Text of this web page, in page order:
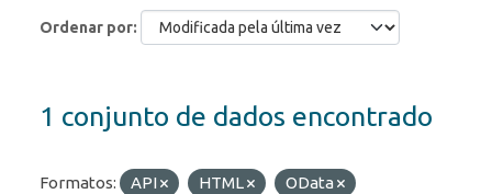
Ordenar por
1 conjunto de dados encontrado
Formatos: API HTML
OData